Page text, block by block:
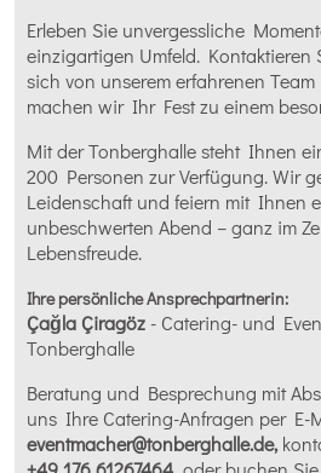
Erleben Sie unvergessliche
einzigartigen Umfeld. Kontaktieren
sich von unserem erfahrenen
machen wir Ihr Fest zu einem
Mit der Tonberghalle steht Ihnen
200 Personen zur Verfügung. Wir
Leidenschaft und feiern mit Ihnen
unbeschwerten Abend – ganz im
Lebensfreude.
Ihre persönliche Ansprechpartnerin:
Çağla Çiragöz - Catering- und
Tonberghalle
Beratung und Besprechung mit
uns Ihre Catering-Anfragen per E-
eventmacher@tonberghalle.de,